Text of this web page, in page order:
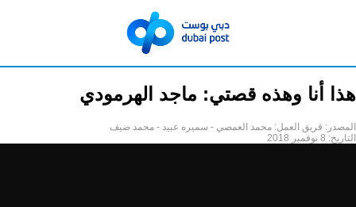
هذا أنا وهذه قصتي: ماجد الهرمودي
المصدر: فريق العمل: محمد العمصي - سميره عبيد - محمد ضيف
التاريخ: 8 نوفمبر 2018